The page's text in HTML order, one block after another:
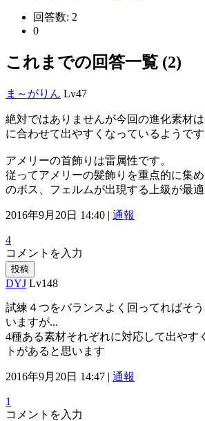
回答数: 2
0
これまでの回答一覧 (2)
ま～がりん Lv47
絶対ではありませんが今回の進化素材
に合わせて出やすくなっているようです
アメリーの首飾りは雷属性です。
従ってアメリーの髪飾りを重点的に集
のボス、フェルムが出現する上級が最適
2016年9月20日 14:40 | 通報
4
コメントを入力
投稿
DYJ Lv148
試練４つをバランスよく回ってればそ
いますが...
4種ある素材それぞれに対応して出やす
トがあると思います
2016年9月20日 14:47 | 通報
1
コメントを入力